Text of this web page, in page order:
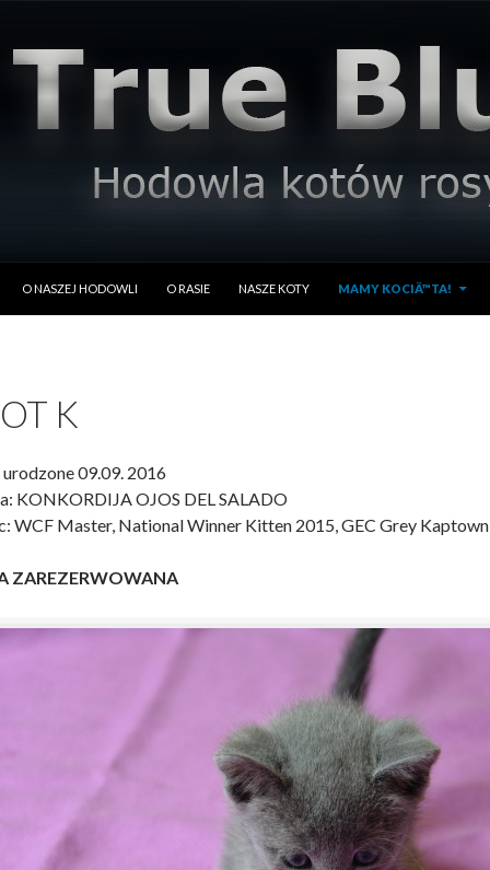
O NASZEJ HODOWLI
O RASIE NASZE KOTY MAMY KOCIÄ™TA!
K
09.09. 2016
KONKORDIJA OJOS DEL SALADO
WCF Master, National Winner Kitten 2015, GEC Grey Kaptown
ZAREZERWOWANA